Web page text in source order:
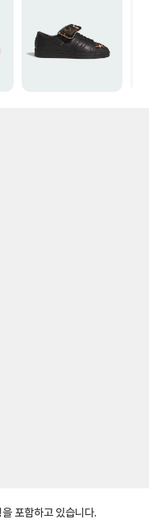
포함하고 있습니다.